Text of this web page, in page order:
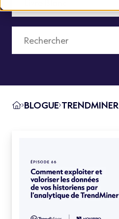
BLOGUE TRENDMINER